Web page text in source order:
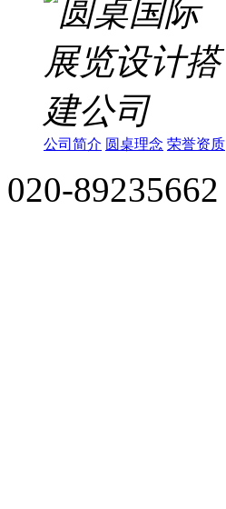
公司简介 圆桌理念 荣誉资质
020-89235662